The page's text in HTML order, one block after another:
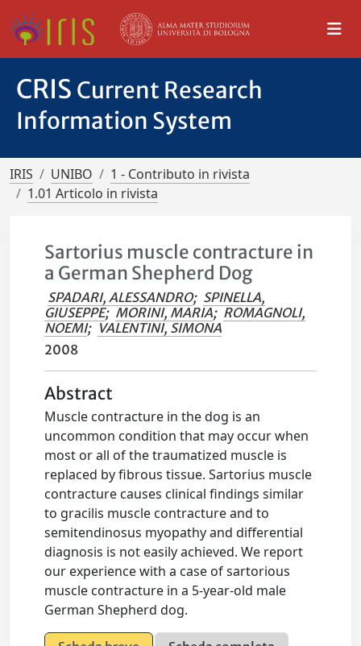
CRIS Current Research
Information System
IRIS UNIBO
1 - Contributo in rivista
1.01 Articolo in rivista
Sartorius muscle contracture in
a German Shepherd Dog
SPADARI, ALESSANDRO; SPINELLA,
GIUSEPPE; MORINI, MARIA; ROMAGNOLI,
NOEMI; VALENTINI, SIMONA
2008
Abstract
Muscle contracture in the dog is an
uncommon condition that may occur when
most or all of the traumatized muscle is
replaced by fibrous tissue. Sartorius muscle
contracture causes clinical findings similar
to gracilis muscle contracture and to
semitendinosus myopathy and differential
diagnosis is not easily achieved. We report
our experience with a case of sartorious
muscle contracture in a 5-year-old male
German Shepherd dog.